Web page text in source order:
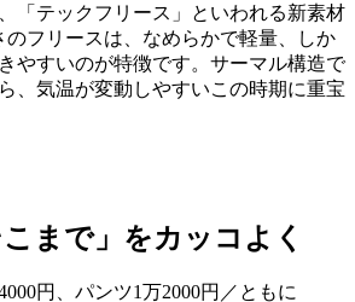
「テックフリース」といわれる新素材
のフリースは、なめらかで軽量、しか
やすいのが特徴です。サーマル構造で
、気温が変動しやすいこの時期に重宝
こまで」をカッコよく